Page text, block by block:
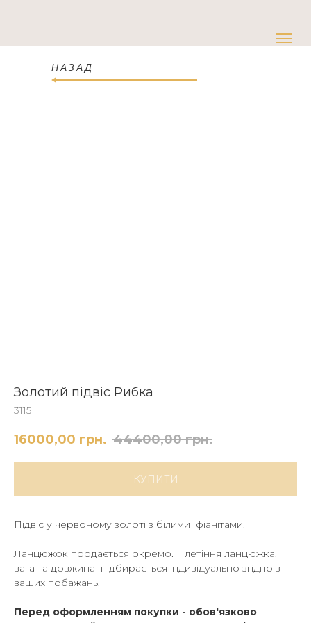
НАЗАД
Золотий підвіс Рибка
3115
16000,00 грн. 44400,00 грн.
КУПИТИ
Підвіс у червоному золоті з білими фіанітами.
Ланцюжок продається окремо. Плетіння ланцюжка,
вага та довжина підбирається індивідуально згідно з
ваших побажань.
Перед оформленням покупки - обов'язково